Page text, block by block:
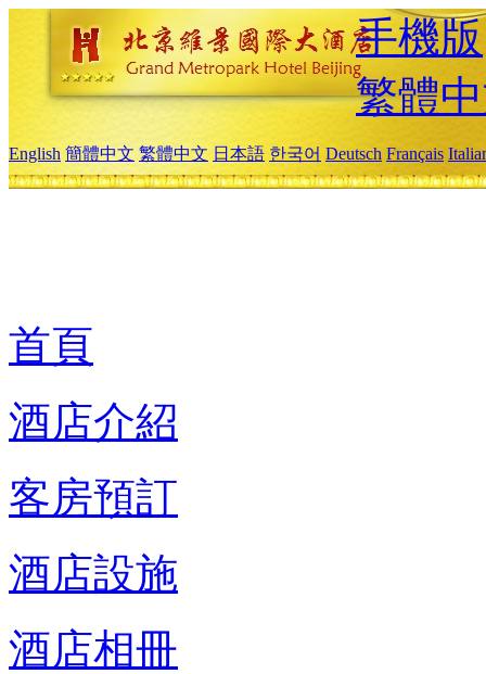
手機版
繁體
English 簡體中文 繁體中文 日本語 한국어 Deutsch Français
首頁
酒店介紹
客房預訂
酒店設施
酒店相冊